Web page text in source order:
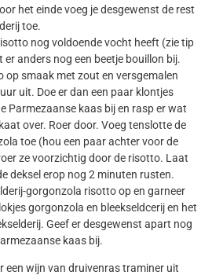
het einde voeg je desgewenst de rest
toe.
nog voldoende vocht heeft (zie tip
er anders nog een beetje bouillon bij.
op smaak met zout en versgemalen
uit. Doe er dan een paar klontjes
Parmezaanse kaas bij en rasp er wat
over. Roer door. Voeg tenslotte de
toe (hou een paar achter voor de
ze voorzichtig door de risotto. Laat
deksel erop nog 2 minuten rusten.
gorgonzola risotto op en garneer
gorgonzola en bleekseldcerij en het
Geef er desgewenst apart nog
kaas bij.
een wijn van druivenras traminer uit